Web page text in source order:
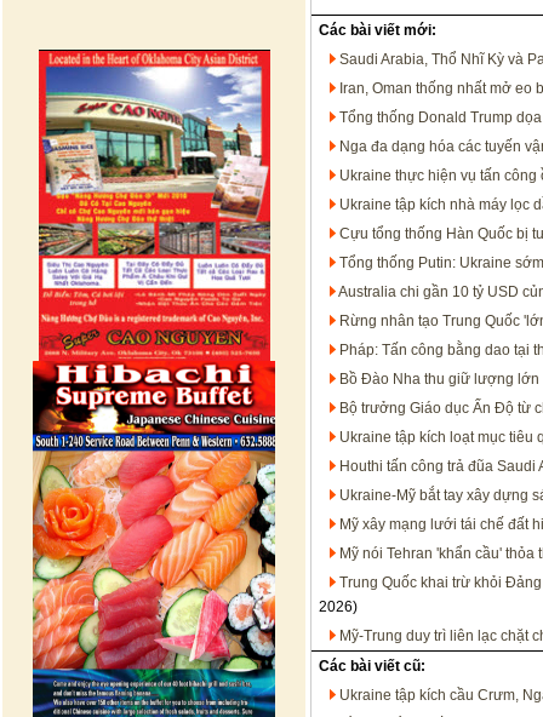
Các bài viết mới:
Saudi Arabia, Thổ Nhĩ Kỳ và
Iran, Oman thống nhất mở eo
Tổng thống Donald Trump
Nga đa dạng hóa các tuyến
Ukraine thực hiện vụ tấn công
Ukraine tập kích nhà máy lọc
Cựu tổng thống Hàn Quốc bị
Tổng thống Putin: Ukraine
Australia chi gần 10 tỷ USD
Rừng nhân tạo Trung Quốc
Pháp: Tấn công bằng dao tại
Bồ Đào Nha thu giữ lượng
Bộ trưởng Giáo dục Ấn Độ từ
Ukraine tập kích loạt mục tiêu
Houthi tấn công trả đũa
Ukraine-Mỹ bắt tay xây dựng
Mỹ xây mạng lưới tái chế đất
Mỹ nói Tehran 'khẩn cầu'
Trung Quốc khai trừ khỏi
2026)
Mỹ-Trung duy trì liên lạc chặt
Các bài viết cũ:
Ukraine tập kích cầu Crưm,